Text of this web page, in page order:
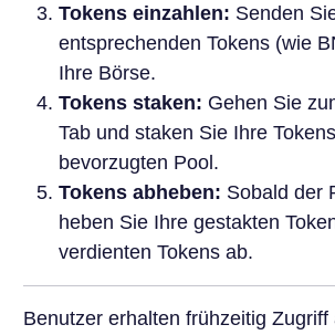
Tokens einzahlen: Senden
entsprechenden Tokens (wie
Ihre Börse.
Tokens staken: Gehen Sie
Tab und staken Sie Ihre
bevorzugten Pool.
Tokens abheben: Sobald der
heben Sie Ihre gestakten
verdienten Tokens ab.
Benutzer erhalten frühzeitig Zugriff